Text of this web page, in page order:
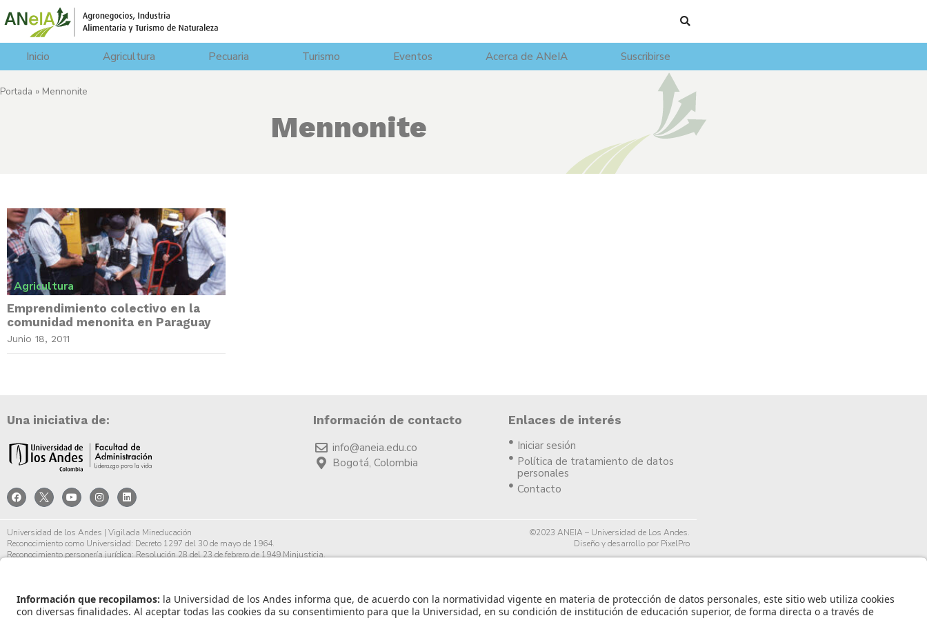
Inicio Agricultura Pecuaria Turismo Eventos Acerca de ANeIA Suscribirse
Portada » Mennonite
Mennonite
Agricultura
Emprendimiento colectivo en la
comunidad menonita en Paraguay
Junio 18, 2011
Una iniciativa de:
Información de contacto
info@aneia.edu.co
Bogotá, Colombia
Enlaces de interés
Iniciar sesión
Política de tratamiento de datos
personales
Contacto
Universidad de los Andes | Vigilada Mineducación
Reconocimiento como Universidad: Decreto 1297 del 30 de mayo de 1964.
Reconocimiento personería jurídica: Resolución 28 del 23 de febrero de 1949 Minjusticia.
©2023 ANEIA – Universidad de Los Andes.
Diseño y desarrollo por PixelPro